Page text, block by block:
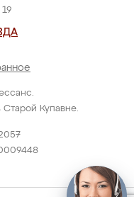
Купавне.